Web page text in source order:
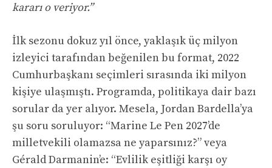
kararı o veriyor.”
İlk sezonu dokuz yıl önce, yaklaşık üç milyon
izleyici tarafından beğenilen bu format, 2022
Cumhurbaşkanı seçimleri sırasında iki milyon
kişiye ulaşmıştı. Programda, politikaya dair bazı
sorular da yer alıyor. Mesela, Jordan Bardella’ya
şu soru soruluyor: “Marine Le Pen 2027’de
milletvekili olamazsa ne yaparsınız?” veya
Gérald Darmanin’e: “Evlilik eşitliği karşı oy